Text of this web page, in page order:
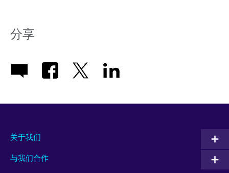
分享
关于我们
与我们合作